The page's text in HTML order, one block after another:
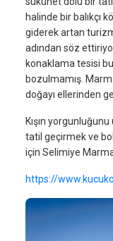
halinde bir balıkçı
giderek artan
adından söz
konaklama tesisi
bozulmamış.
doğayı ellerinden
Kışın
tatil geçirmek ve
için Selimiye
https://